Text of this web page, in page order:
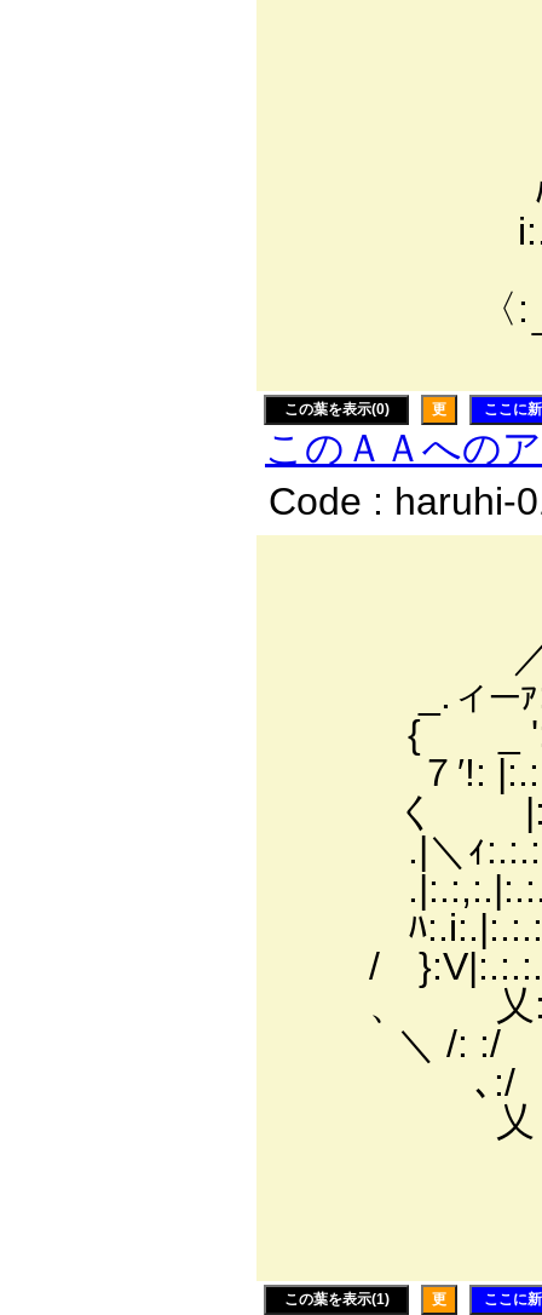
ﾊ:.:.:.㌢Z
i:.:ﾄｲ7:.イ
〈: :イ: :
￣￣
この葉を表示(0) 更 ここに
このＡＡへの
Code : haruhi-
／:/:.:/二
_.ィ─ｧ:.:/
{ _
７′!: |:.:.:.:
く
.|＼ｨ
ﾊ
/
、 乂:父
＼ /: :/
､:/
乂
この葉を表示(1) 更 ここに